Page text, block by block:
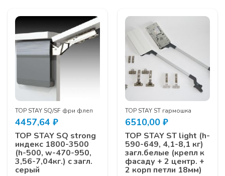
TOP STAY SQ/SF фри флеп
4457,64 ₽
TOP STAY SQ strong
индекс 1800-3500
(h-500, w-470-950,
3,56-7,04кг.) с загл.
серый
TOP STAY ST гармошка
6510,00 ₽
TOP STAY ST light (h-
590-649, 4,1-8,1 кг)
загл.белые (крепл к
фасаду + 2 центр. +
2 корп петли 18мм)